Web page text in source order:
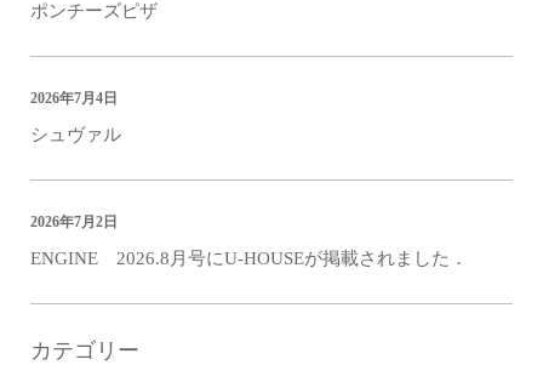
ポンチーズピザ
シュヴァル
2026年7月4日
ENGINE 2026.8月号にU-HOUSEが掲載されました．
2026年7月2日
カテゴリー